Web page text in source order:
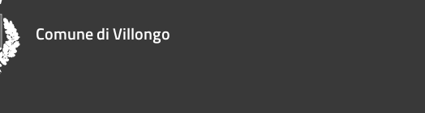
Comune di Villongo